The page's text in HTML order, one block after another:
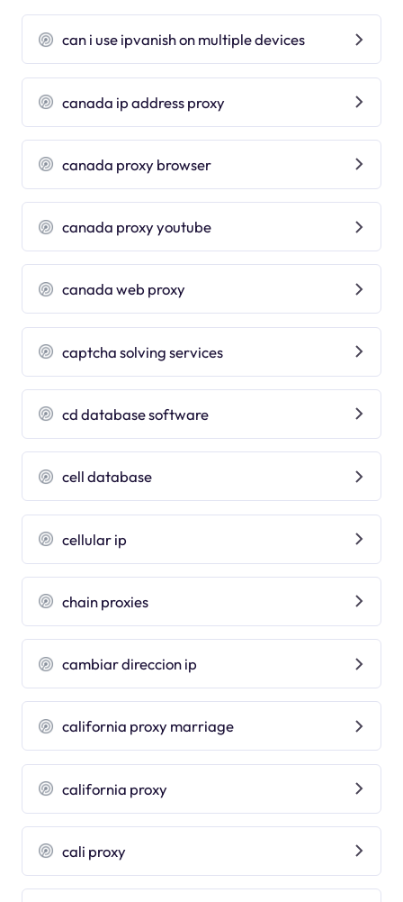
can i use ipvanish on multiple devices
canada ip address proxy
canada proxy browser
canada proxy youtube
canada web proxy
captcha solving services
cd database software
cell database
cellular ip
chain proxies
cambiar direccion ip
california proxy marriage
california proxy
cali proxy